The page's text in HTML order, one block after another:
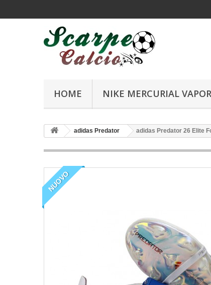
HOME NIKE MERCURIAL
adidas Predator adidas Predator 26 Elite
NUOVO